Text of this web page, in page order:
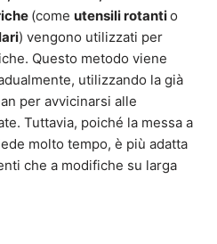
(come utensili rotantio
) vengono utilizzati per
Questo metodo viene
utilizzando la già
per avvicinarsi alle
Tuttavia, poiché la messa a
molto tempo, è più adatta
che a modifiche su larga